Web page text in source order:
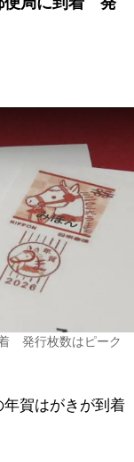
発行枚数はピーク
賀はがきが到着